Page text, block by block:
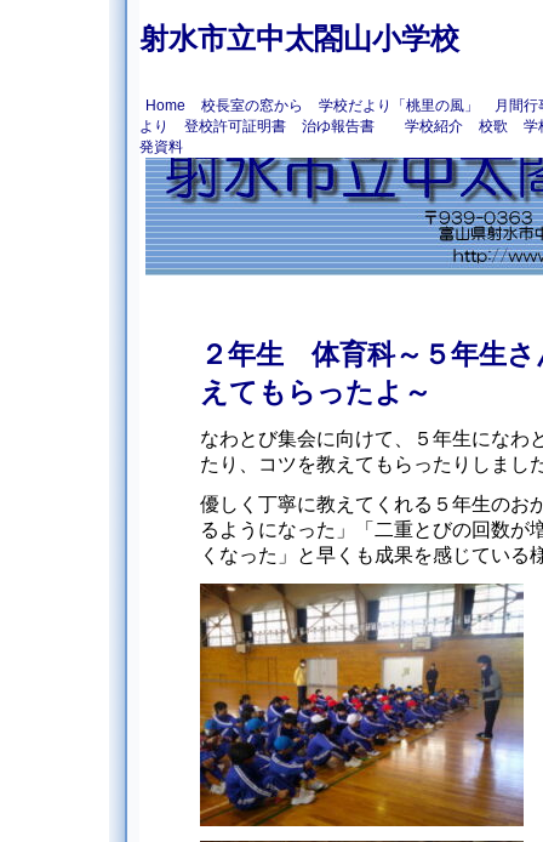
射水市立中太閤山小学校
Home 校長室の窓から 学校だより「桃里の風」
月間行
より
登校許可証明書 治ゆ報告書 学校紹介 校歌
学
発資料
２年生 体育科～５年生
えてもらったよ～
なわとび集会に向けて、５年生になわ
たり、コツを教えてもらったりしまし
優しく丁寧に教えてくれる５年生のお
るようになった」「二重とびの回数が
くなった」と早くも成果を感じている